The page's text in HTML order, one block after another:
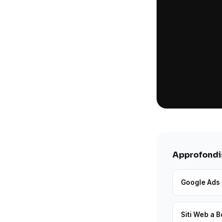
Google
Siti Web a